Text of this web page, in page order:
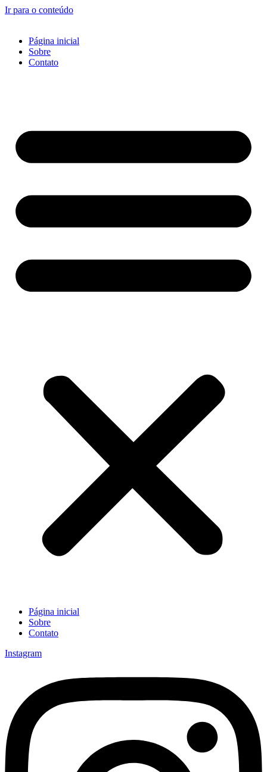
Ir para o conteúdo
Página inicial
Sobre
Contato
Página inicial
Sobre
Contato
Instagram